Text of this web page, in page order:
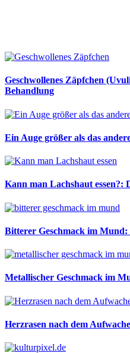
Geschwollenes Zäpfchen
Behandlung
Ein Auge größer als das
Kann man Lachshaut essen?:
Bitterer Geschmack im
Metallischer Geschmack im
Herzrasen nach dem